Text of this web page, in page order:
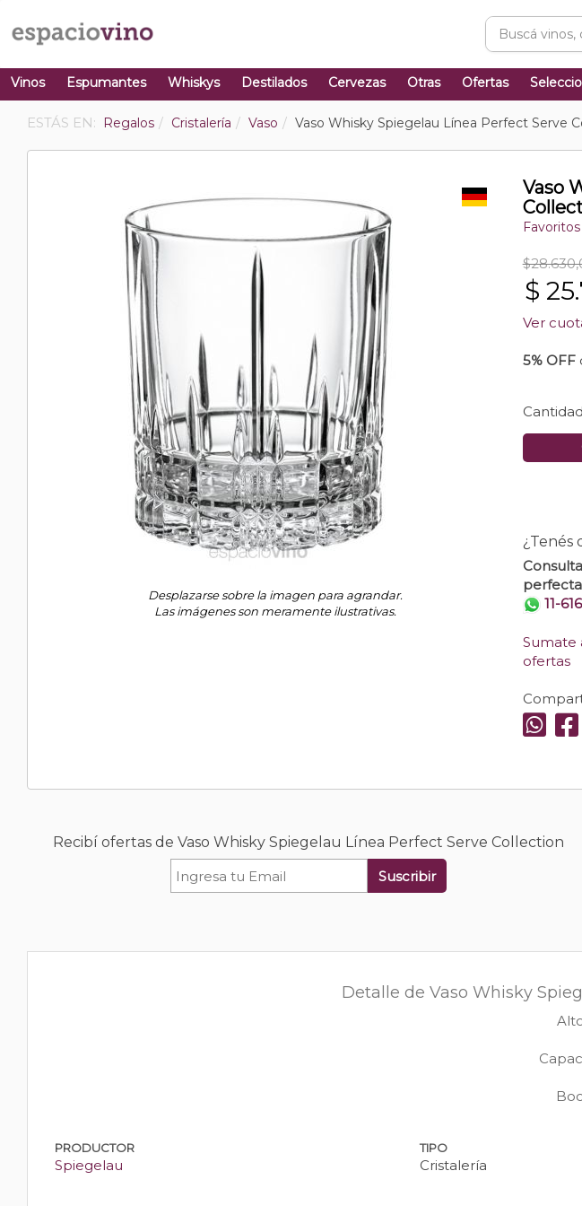
Vinos Espumantes Whiskys Destilados Cervezas Otras Ofertas
ESTÁS EN: Regalos Cristalería Vaso Vaso Whisky Spiegelau Línea Perfect Serve
Desplazarse sobre la imagen para agrandar.
Las imágenes son meramente ilustrativas.
Vaso
Favoritos
$
Ver
5% OFF
¿Tenés
11-
Sumate
ofertas
Recibí ofertas de Vaso Whisky Spiegelau Línea Perfect Serve Collection
Suscribir
Detalle de Vaso Whisky
PRODUCTOR
Spiegelau
TIPO
Cristalería